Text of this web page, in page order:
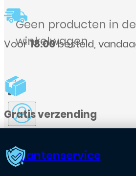
Geen producten in de
winkelwagen.
Klantenservice